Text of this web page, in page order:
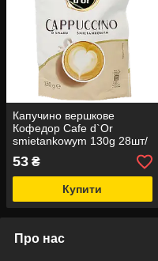
Капучино вершкове
Кофедор Cafe d`Or
smietankowym 130g 28шт/
ящ (Код: 00-00011732)
53 ₴
Купити
Про нас